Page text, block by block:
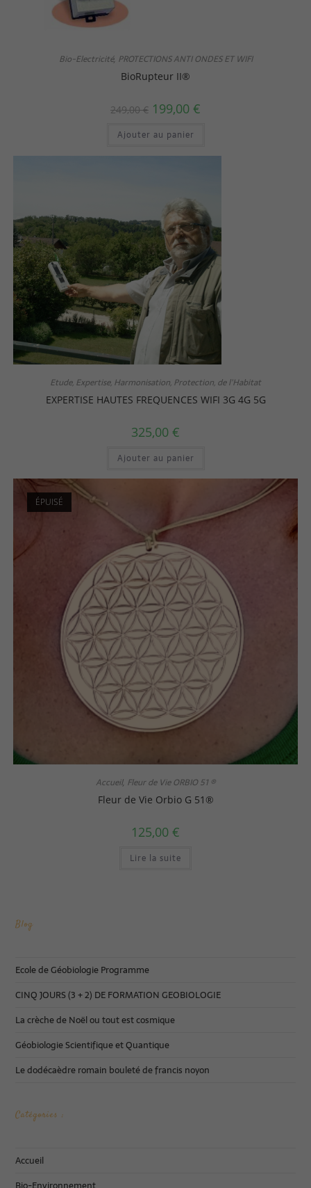
Bio-Electricité, PROTECTIONS ANTI ONDES ET WIFI
BioRupteur II®
249,00€ 199,00 €
Ajouter au panier
Etude, Expertise, Harmonisation, Protection, de l'Habitat
EXPERTISE HAUTES FREQUENCES WIFI 3G 4G 5G
325,00 €
Ajouter au panier
ÉPUISÉ
Accueil, Fleur de Vie ORBIO 51 ®
Fleur de Vie Orbio G 51®
125,00 €
Lire la suite
Blog
Ecole de Géobiologie Programme
CINQ JOURS (3 + 2) DE FORMATION GEOBIOLOGIE
La crèche de Noël ou tout est cosmique
Géobiologie Scientifique et Quantique
Le dodécaèdre romain bouleté de francis noyon
Catégories :
Accueil